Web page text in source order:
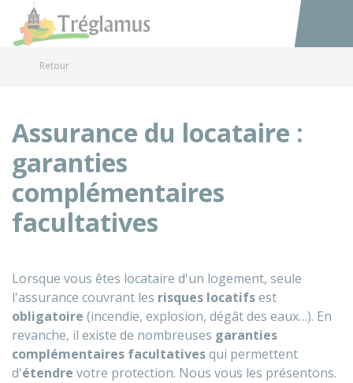
Accéder
Retour
Assurance du locataire :
garanties
complémentaires
facultatives
Lorsque vous êtes locataire d'un logement, seule
l'assurance couvrant les risques locatifsest
obligatoire (incendie, explosion, dégât des eaux…). En
revanche, il existe de nombreuses garanties
complémentaires facultativesqui permettent
d'étendre votre protection. Nous vous les présentons.